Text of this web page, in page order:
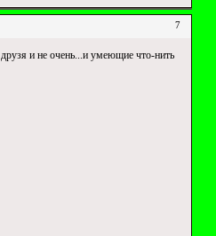
7
и не очень...и умеющие что-нить